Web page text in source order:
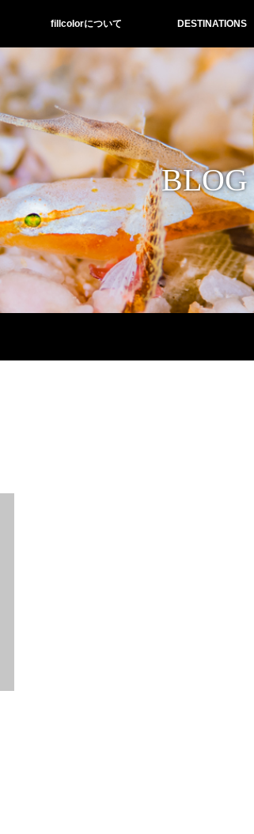
fillcolorについて DESTINATIONS
BLOG